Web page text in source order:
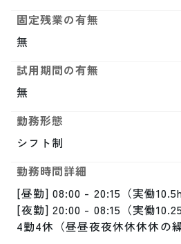
固定残業の有無
無
試用期間の有無
無
勤務形態
シフト制
勤務時間詳細
[昼勤] 08:00 - 20:15（実働
[夜勤] 20:00 - 08:15（実働
4勤4休（昼昼夜夜休休休休の繰